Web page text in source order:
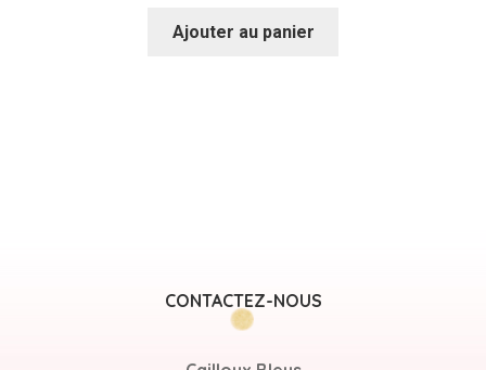
Ajouter au panier
CONTACTEZ-NOUS